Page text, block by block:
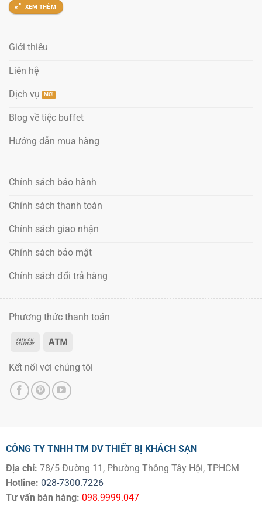
XEM THÊM
Giới thiêu
Liên hệ
Dịch vụ
Blog về tiệc buffet
Hướng dẫn mua hàng
Chính sách bảo hành
Chính sách thanh toán
Chính sách giao nhận
Chính sách bảo mật
Chính sách đổi trả hàng
Phương thức thanh toán
Kết nối với chúng tôi
CÔNG TY TNHH TM DV THIẾT BỊ KHÁCH SẠN
Địa chỉ: 78/5 Đường 11, Phường Thông Tây Hội, TPHCM
Hotline: 028-7300.7226
Tư vấn bán hàng: 098.9999.047